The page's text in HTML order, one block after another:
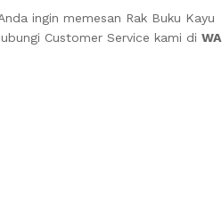
ingin memesan Rak Buku Kayu
Customer Service kami di WA